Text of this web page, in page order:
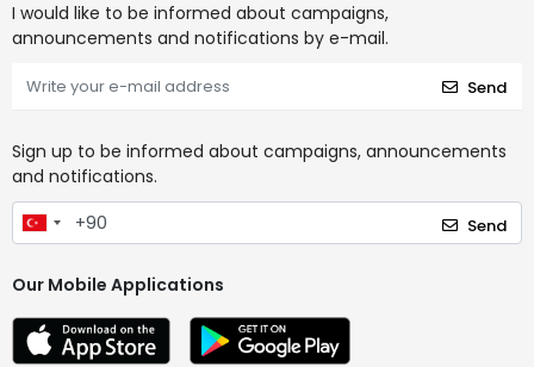
I would like to be informed about campaigns,
announcements and notifications by e-mail.
Send
Sign up to be informed about campaigns, announcements
and notifications.
Send
Our Mobile Applications